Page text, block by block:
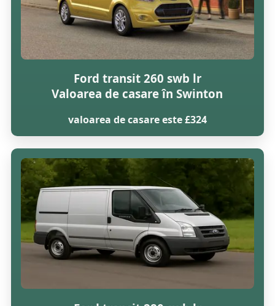
Ford transit 260 swb lr
Valoarea de casare în Swinton
valoarea de casare este £324